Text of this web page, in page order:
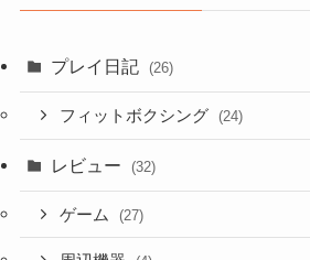
プレイ日記 (26)
フィットボクシング (24)
レビュー (32)
ゲーム (27)